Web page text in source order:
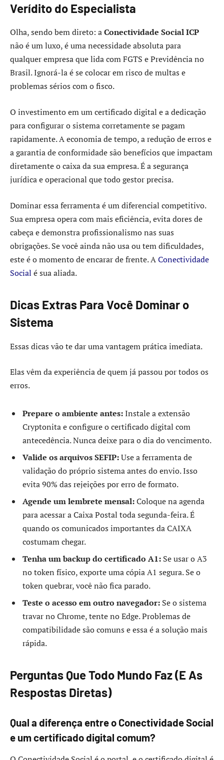
Verídito do Especialista
Olha, sendo bem direto: aConectividade Social ICP
não é um luxo, é uma necessidade absoluta para
qualquer empresa que lida com FGTS e Previdência no
Brasil. Ignorá-la é se colocar em risco de multas e
problemas sérios com o fisco.
O investimento em um certificado digital e a dedicação
para configurar o sistema corretamente se pagam
rapidamente. A economia de tempo, a redução de erros e
a garantia de conformidade são benefícios que impactam
diretamente o caixa da sua empresa. É a segurança
jurídica e operacional que todo gestor precisa.
Dominar essa ferramenta é um diferencial competitivo.
Sua empresa opera com mais eficiência, evita dores de
cabeça e demonstra profissionalismo nas suas
obrigações. Se você ainda não usa ou tem dificuldades,
este é o momento de encarar de frente. AConectividade
Social é sua aliada.
Dicas Extras Para Você Dominar o
Sistema
Essas dicas vão te dar uma vantagem prática imediata.
Elas vêm da experiência de quem já passou por todos os
erros.
Prepare o ambiente antes:Instale a extensão
Cryptonita e configure o certificado digital com
antecedência. Nunca deixe para o dia do vencimento.
Valide os arquivos SEFIP:Use a ferramenta de
validação do próprio sistema antes do envio. Isso
evita 90% das rejeições por erro de formato.
Agende um lembrete mensal:Coloque na agenda
para acessar a Caixa Postal toda segunda-feira. É
quando os comunicados importantes da CAIXA
costumam chegar.
Tenha um backup do certificado A1: Se usar o A3
no token físico, exporte uma cópia A1 segura. Se o
token quebrar, você não fica parado.
Teste o acesso em outro navegador: Se o sistema
travar no Chrome, tente no Edge. Problemas de
compatibilidade são comuns e essa é a solução mais
rápida.
Perguntas Que Todo Mundo Faz (E As
Respostas Diretas)
Qual a diferença entre o Conectividade Social
e um certificado digital comum?